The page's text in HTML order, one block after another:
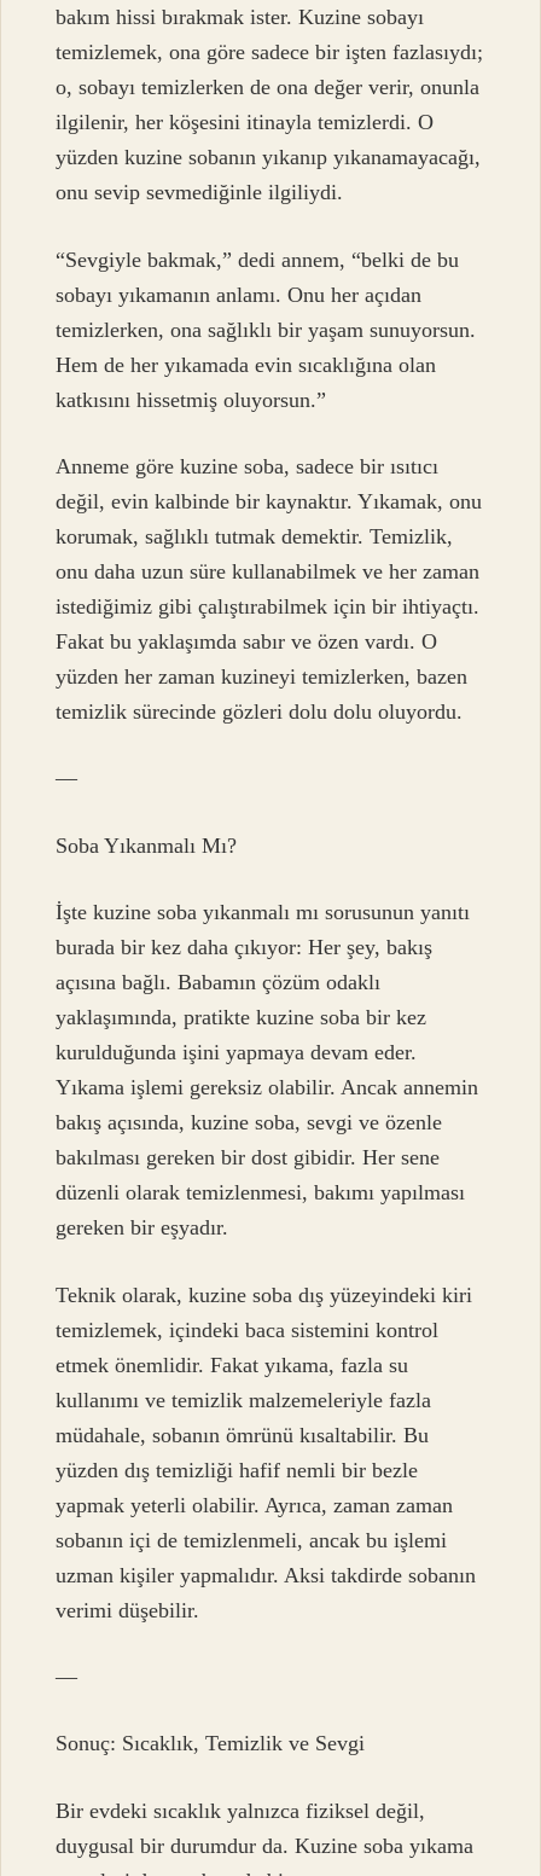
bakım hissi bırakmak ister. Kuzine sobayı
temizlemek, ona göre sadece bir işten fazlasıydı;
o, sobayı temizlerken de ona değer verir, onunla
ilgilenir, her köşesini itinayla temizlerdi. O
yüzden kuzine sobanın yıkanıp yıkanamayacağı,
onu sevip sevmediğinle ilgiliydi.
“Sevgiyle bakmak,” dedi annem, “belki de bu
sobayı yıkamanın anlamı. Onu her açıdan
temizlerken, ona sağlıklı bir yaşam sunuyorsun.
Hem de her yıkamada evin sıcaklığına olan
katkısını hissetmiş oluyorsun.”
Anneme göre kuzine soba, sadece bir ısıtıcı
değil, evin kalbinde bir kaynaktır. Yıkamak, onu
korumak, sağlıklı tutmak demektir. Temizlik,
onu daha uzun süre kullanabilmek ve her zaman
istediğimiz gibi çalıştırabilmek için bir ihtiyaçtı.
Fakat bu yaklaşımda sabır ve özen vardı. O
yüzden her zaman kuzineyi temizlerken, bazen
temizlik sürecinde gözleri dolu dolu oluyordu.
—
Soba Yıkanmalı Mı?
İşte kuzine soba yıkanmalı mı sorusunun yanıtı
burada bir kez daha çıkıyor: Her şey, bakış
açısına bağlı. Babamın çözüm odaklı
yaklaşımında, pratikte kuzine soba bir kez
kurulduğunda işini yapmaya devam eder.
Yıkama işlemi gereksiz olabilir. Ancak annemin
bakış açısında, kuzine soba, sevgi ve özenle
bakılması gereken bir dost gibidir. Her sene
düzenli olarak temizlenmesi, bakımı yapılması
gereken bir eşyadır.
Teknik olarak, kuzine soba dış yüzeyindeki kiri
temizlemek, içindeki baca sistemini kontrol
etmek önemlidir. Fakat yıkama, fazla su
kullanımı ve temizlik malzemeleriyle fazla
müdahale, sobanın ömrünü kısaltabilir. Bu
yüzden dış temizliği hafif nemli bir bezle
yapmak yeterli olabilir. Ayrıca, zaman zaman
sobanın içi de temizlenmeli, ancak bu işlemi
uzman kişiler yapmalıdır. Aksi takdirde sobanın
verimi düşebilir.
—
Sonuç: Sıcaklık, Temizlik ve Sevgi
Bir evdeki sıcaklık yalnızca fiziksel değil,
duygusal bir durumdur da. Kuzine soba yıkama